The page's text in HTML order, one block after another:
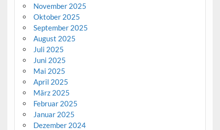
November 2025
Oktober 2025
September 2025
August 2025
Juli 2025
Juni 2025
Mai 2025
April 2025
März 2025
Februar 2025
Januar 2025
Dezember 2024